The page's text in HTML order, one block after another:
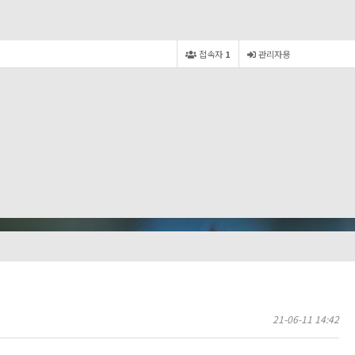
관리자용
접속자 1
21-06-11 14:42